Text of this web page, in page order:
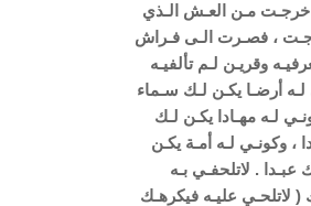
خرجـت مـن العـش الـذي
، فصـرت الـى فـراش
وقريـن لـم تألفيـه
أرضـا يكـن لـك سـماء
لـه مهـادا يكـن لـك
، وكونـي لـه أمـة يكـن
عبـدا . لاتلحفـي بـه
( لاتلحـي عليـه فيكرهـك